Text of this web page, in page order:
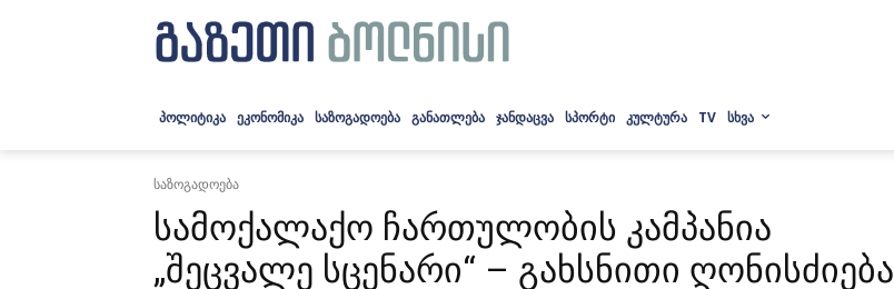
ᲞᲝᲚᲘᲢᲘᲙᲐ ᲔᲙᲝᲜᲝᲛᲘᲙᲐ ᲡᲐᲖᲝᲒᲐᲓᲝᲔᲑᲐ ᲒᲐᲜᲐᲗᲚᲔᲑᲐ ᲯᲐᲜᲓᲐᲪᲕᲐ ᲡᲞᲝᲠᲢᲘ ᲙᲣᲚᲢᲣᲠᲐ TV ᲡᲮᲕᲐ
საზოგადოება
სამოქალაქო ჩართულობის კამპანია
„შეცვალე სცენარი“ – გახსნითი ღონისძიება